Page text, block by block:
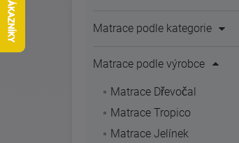
Matrace podle kategorie
Matrace podle výrobce
Matrace Dřevočal
Matrace Tropico
Matrace Jelínek